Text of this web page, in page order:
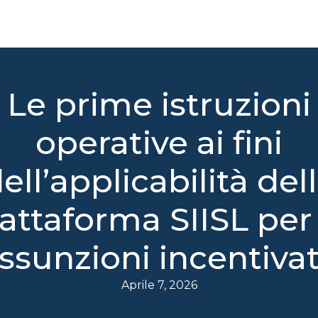
Le prime istruzioni
operative ai fini
SIISL
Aprile 7, 2026